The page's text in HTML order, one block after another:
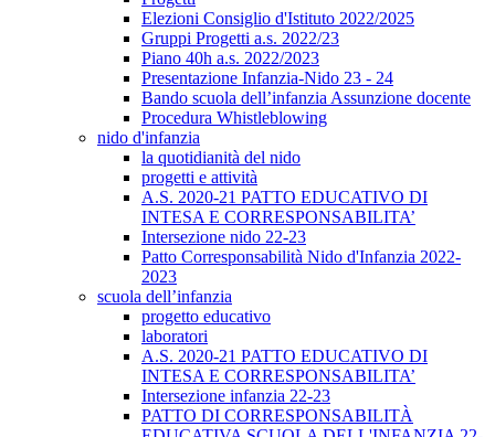
Elezioni Consiglio d'Istituto 2022/2025
Gruppi Progetti a.s. 2022/23
Piano 40h a.s. 2022/2023
Presentazione Infanzia-Nido 23 - 24
Bando scuola dell’infanzia Assunzione docente
Procedura Whistleblowing
nido d'infanzia
la quotidianità del nido
progetti e attività
A.S. 2020-21 PATTO EDUCATIVO DI
INTESA E CORRESPONSABILITA’
Intersezione nido 22-23
Patto Corresponsabilità Nido d'Infanzia 2022-
2023
scuola dell’infanzia
progetto educativo
laboratori
A.S. 2020-21 PATTO EDUCATIVO DI
INTESA E CORRESPONSABILITA’
Intersezione infanzia 22-23
PATTO DI CORRESPONSABILITÀ